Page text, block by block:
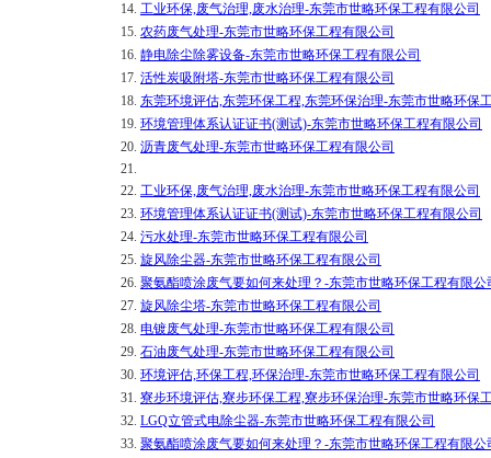
14. 工业环保,废气治理,废水治理-东莞市世略环保工程有限公司
15. 农药废气处理-东莞市世略环保工程有限公司
16. 静电除尘除雾设备-东莞市世略环保工程有限公司
17. 活性炭吸附塔-东莞市世略环保工程有限公司
18. 东莞环境评估,东莞环保工程,东莞环保治理-东莞市世略环保
19. 环境管理体系认证证书(测试)-东莞市世略环保工程有限公司
20. 沥青废气处理-东莞市世略环保工程有限公司
21.
22. 工业环保,废气治理,废水治理-东莞市世略环保工程有限公司
23. 环境管理体系认证证书(测试)-东莞市世略环保工程有限公司
24. 污水处理-东莞市世略环保工程有限公司
25. 旋风除尘器-东莞市世略环保工程有限公司
26. 聚氨酯喷涂废气要如何来处理？-东莞市世略环保工程有限公
27. 旋风除尘塔-东莞市世略环保工程有限公司
28. 电镀废气处理-东莞市世略环保工程有限公司
29. 石油废气处理-东莞市世略环保工程有限公司
30. 环境评估,环保工程,环保治理-东莞市世略环保工程有限公司
31. 寮步环境评估,寮步环保工程,寮步环保治理-东莞市世略环保
32. LGQ立管式电除尘器-东莞市世略环保工程有限公司
33. 聚氨酯喷涂废气要如何来处理？-东莞市世略环保工程有限公